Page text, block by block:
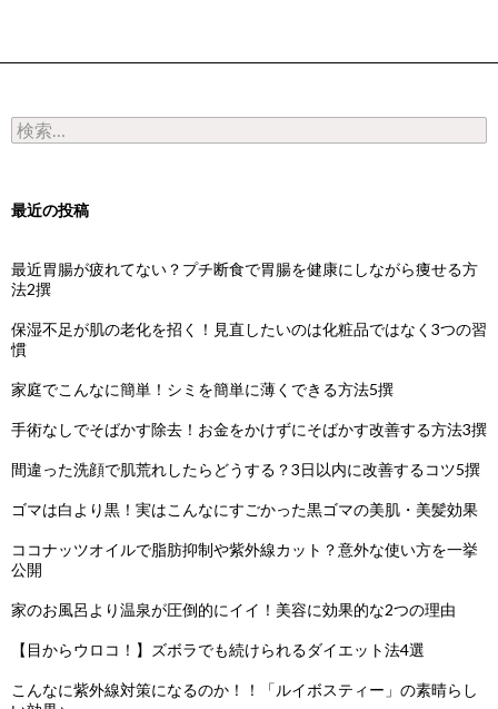
検索:
最近の投稿
最近胃腸が疲れてない？プチ断食で胃腸を健康にしながら痩せる方
法2撰
保湿不足が肌の老化を招く！見直したいのは化粧品ではなく3つの習
慣
家庭でこんなに簡単！シミを簡単に薄くできる方法5撰
手術なしでそばかす除去！お金をかけずにそばかす改善する方法3撰
間違った洗顔で肌荒れしたらどうする？3日以内に改善するコツ5撰
ゴマは白より黒！実はこんなにすごかった黒ゴマの美肌・美髪効果
ココナッツオイルで脂肪抑制や紫外線カット？意外な使い方を一挙
公開
家のお風呂より温泉が圧倒的にイイ！美容に効果的な2つの理由
【目からウロコ！】ズボラでも続けられるダイエット法4選
こんなに紫外線対策になるのか！！「ルイボスティー」の素晴らし